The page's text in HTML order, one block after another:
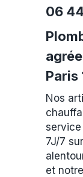
06
Paris
Nos
7J/7
et